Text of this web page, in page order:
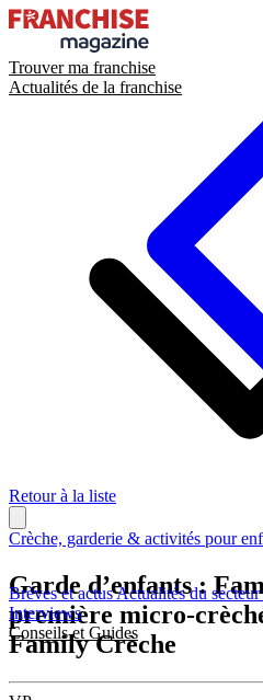
Trouver ma franchise
Actualités de la franchise
Brèves et actusActualités du secteur
Interviews
Conseils et Guides
Retour à la liste
Crèche, garderie & activités pour
Garde d’enfants :
première micro-
Family Crèche